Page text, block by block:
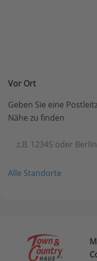
Vor Ort
Geben Sie eine
Nähe zu finden
z.B. 12345 oder Berlin
Alle Standorte